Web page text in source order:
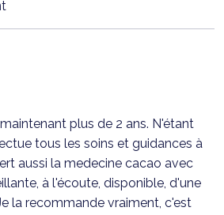
plus de 2 ans. N'étant
tous les soins et guidances à
aussi la medecine cacao avec
à l'écoute, disponible, d'une
la recommande vraiment, c'est